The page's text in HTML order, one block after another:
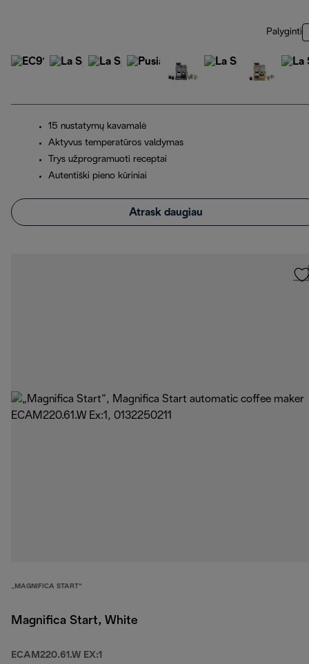
Palyginti
15 nustatymų kavamalė
Aktyvus temperatūros valdymas
Trys užprogramuoti receptai
Autentiški pieno kūriniai
Atrask daugiau
„MAGNIFICA START“
Magnifica Start, White
ECAM220.61.W EX:1